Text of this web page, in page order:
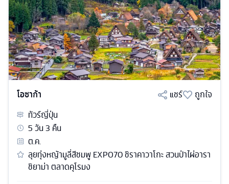
โอซาก้า แชร์
ถูกใจ
ทัวร์ญี่ปุ่น
5วัน3 คืน
ต.ค.
ลุยทุ่งหญ้ามูลี่สีชมพู EXPO70 ชิราคาวาโกะ สวนป่าไผ่อารา
ชิยาม่า ตลาดคุโรมง